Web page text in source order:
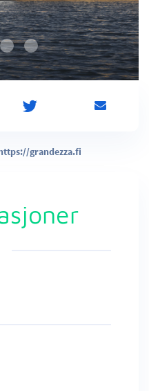
grandezza.fi